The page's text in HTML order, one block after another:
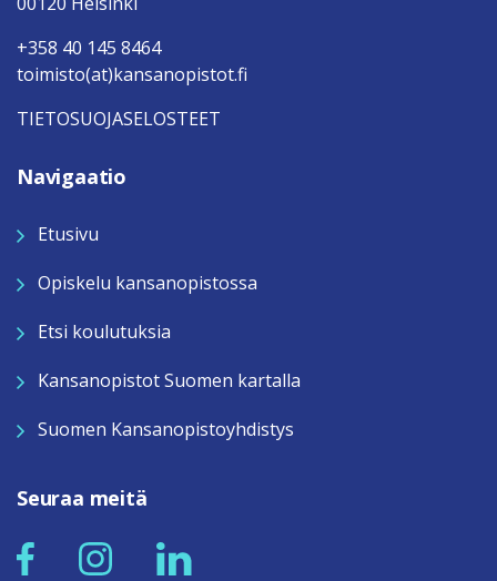
+358 40 145 8464
toimisto(at)kansanopistot.fi
TIETOSUOJASELOSTEET
Navigaatio
Etusivu
Opiskelu kansanopistossa
Etsi koulutuksia
Kansanopistot Suomen kartalla
Suomen Kansanopistoyhdistys
Seuraa meitä